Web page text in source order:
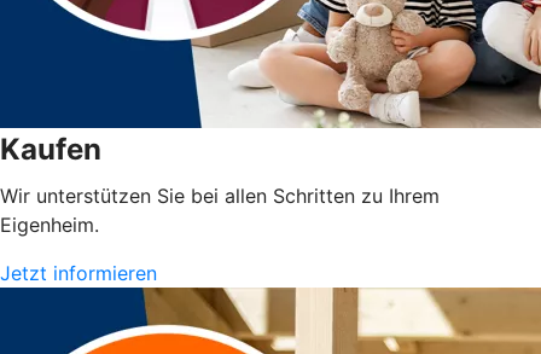
Kaufen
Wir unterstützen Sie bei allen Schritten zu Ihrem
Eigenheim.
Jetzt informieren